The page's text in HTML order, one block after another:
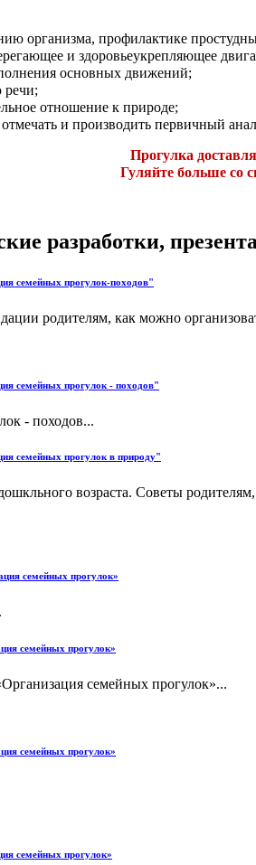
организма, профилактике
и здоровьеукрепляющее
основных движений;
речи;
отношение к природе;
отмечать и производить первичный
Прогулка
Гуляйте больше со
разработки,
семейных прогулок-походов"
родителям, как можно
семейных прогулок - походов"
- походов...
семейных прогулок в природу"
возраста. Советы
семейных прогулок»
семейных прогулок»
семейных прогулок»...
семейных прогулок»
семейных прогулок»